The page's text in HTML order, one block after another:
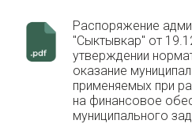
Распоряжение
"Сыктывкар" от
утверждении
оказание
применяемых при
на финансовое
муниципального